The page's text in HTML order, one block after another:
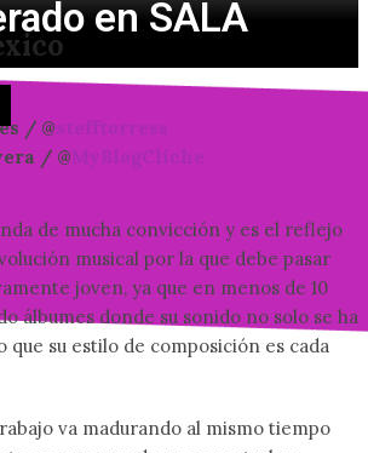
en SALA
/ @stefftorress
/ @MyBlogCliche
de mucha convicción y es el reflejo
musical por la que debe pasar
joven, ya que en menos de 10
álbumes donde su sonido no solo se ha
que su estilo de composición es cada
va madurando al mismo tiempo